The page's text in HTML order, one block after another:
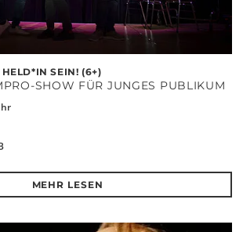
HELD*IN SEIN! (6+)
SHOW FÜR JUNGES PUBLIKUM
MEHR LESEN